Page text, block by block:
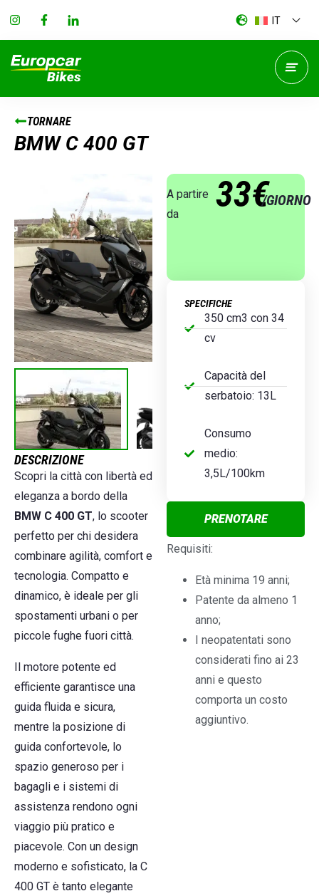
IT
TORNARE
BMW C 400 GT
DESCRIZIONE
Scopri la città con libertà ed
eleganza a bordo della
BMW C 400 GT, lo scooter
perfetto per chi desidera
combinare agilità, comfort e
tecnologia. Compatto e
dinamico, è ideale per gli
spostamenti urbani o per
piccole fughe fuori città.
Il motore potente ed
efficiente garantisce una
guida fluida e sicura,
mentre la posizione di
guida confortevole, lo
spazio generoso per i
bagagli e i sistemi di
assistenza rendono ogni
viaggio più pratico e
piacevole. Con un design
moderno e sofisticato, la C
400 GT è tanto elegante
A partire
da
33€/GIORNO
SPECIFICHE
350 cm3 con 34
cv
Capacità del
serbatoio: 13L
Consumo
medio:
3,5L/100km
PRENOTARE
Requisiti:
Età minima 19 anni;
Patente da almeno 1
anno;
I neopatentati sono
considerati fino ai 23
anni e questo
comporta un costo
aggiuntivo.